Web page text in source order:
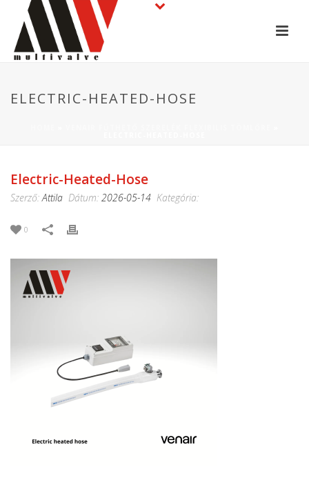
ELECTRIC-HEATED-HOSE
Electric-Heated-Hose
Szerző:Attila Dátum: 2026-05-14 Kategória:
0